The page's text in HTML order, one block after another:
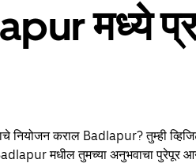
मध्ये
नियोजन कराल Badlapur? तुम्ही
मधील तुमच्या अनुभवाचा पुरेपूर